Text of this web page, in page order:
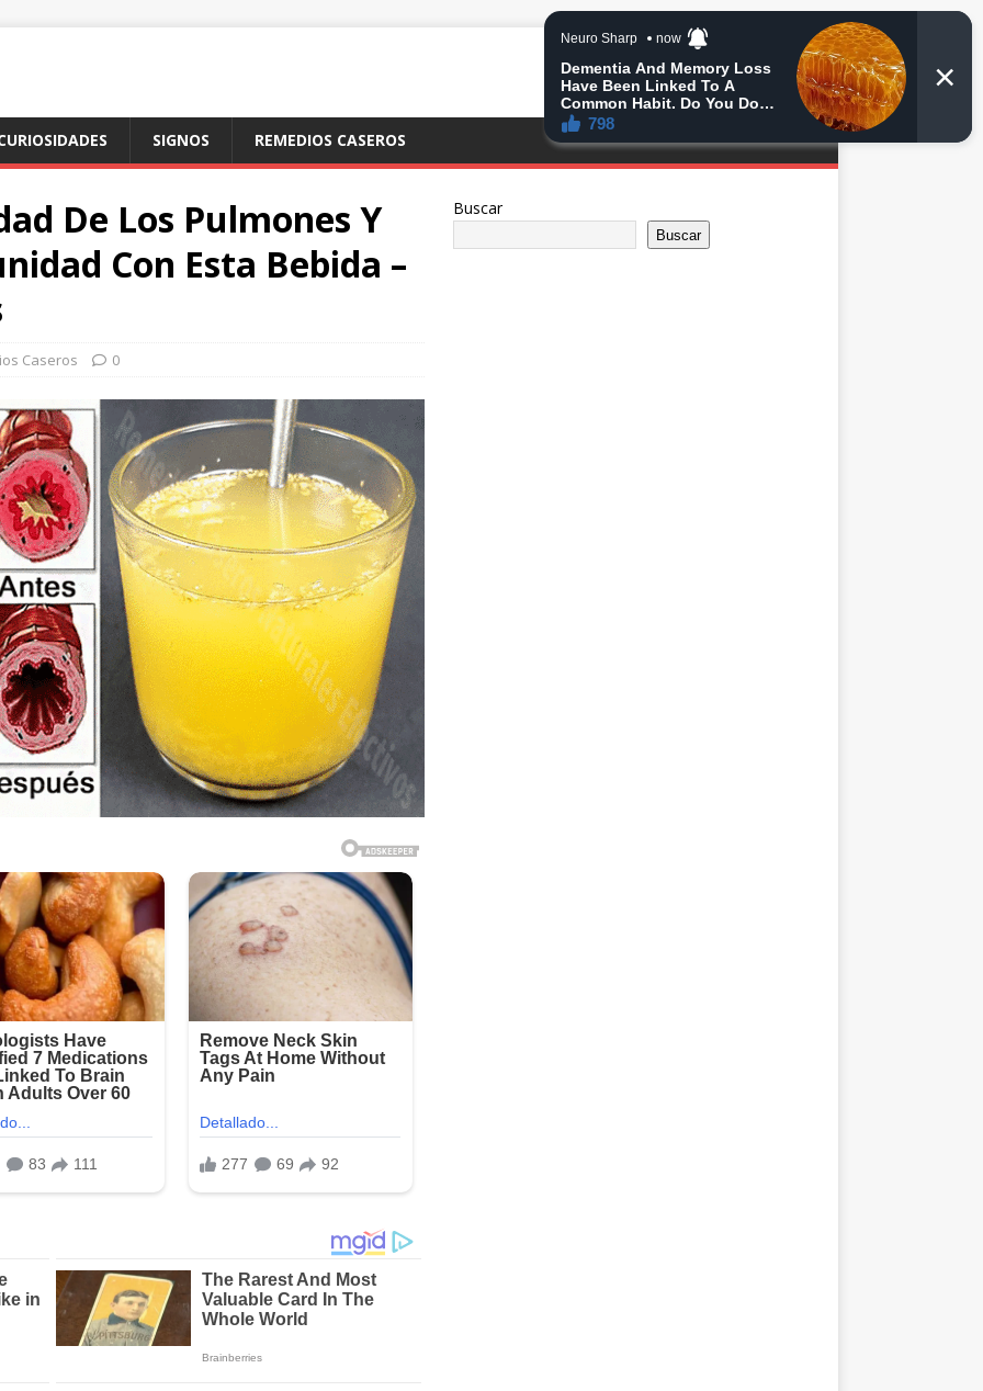
SIGNOS REMEDIOS CASEROS
De Los Pulmones Y
Con Esta Bebida –
Caseros 0
Buscar
Buscar